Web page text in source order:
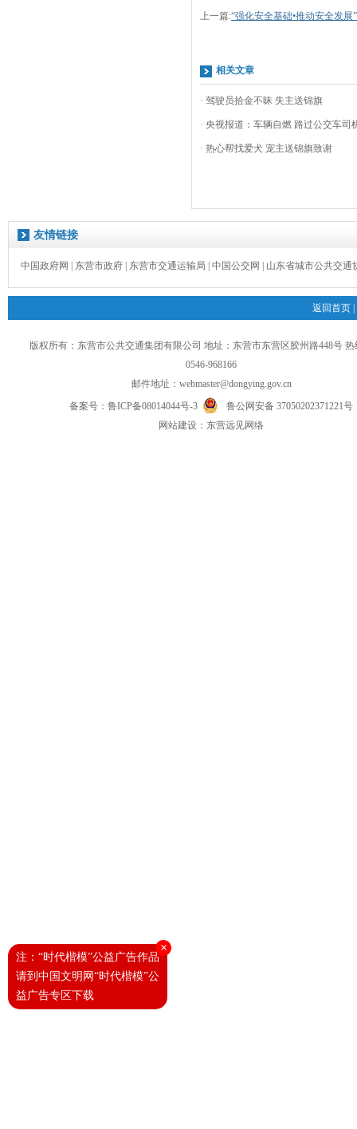
上一篇:“强化安全基础•推动安全发
相关文章
· 驾驶员拾金不昧 失主送锦旗
· 央视报道：车辆自燃 路过公交车司
· 热心帮找爱犬 宠主送锦旗致谢
友情链接
中国政府网 东营市政府 东营市交通运输局 中国公交网 山东省城市公共交通
返回首页
版权所有：东营市公共交通集团有限公司 地址：东营市东营区胶州路448号
0546-968166
邮件地址： webmaster@dongying.gov.cn
备案号： 鲁ICP备08014044号-3
鲁公网安备 37050202371221号
网站建设： 东营远见网络
×
注：“时代楷模”公益广告作品
请到中国文明网“时代楷模”公
益广告专区下载